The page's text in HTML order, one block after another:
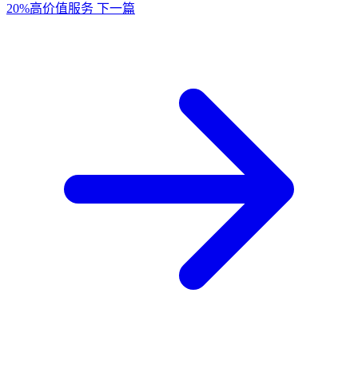
20%高价值服务 下一篇